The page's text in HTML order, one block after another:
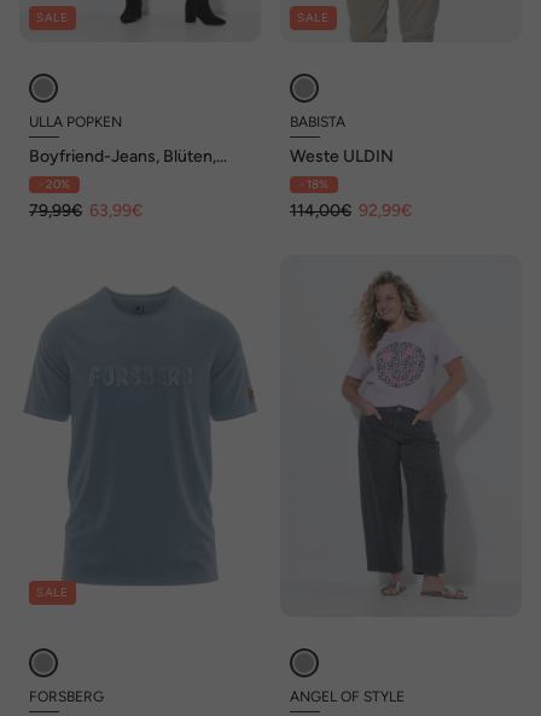
SALE
ULLA POPKEN
Boyfriend-Jeans, Blüten,
Ziersteine, Stretch
- 20%
79,99€ 63,99€
SALE
BABISTA
Weste ULDIN
- 18%
114,00€ 92,99€
SALE
FORSBERG ANGEL OF STYLE